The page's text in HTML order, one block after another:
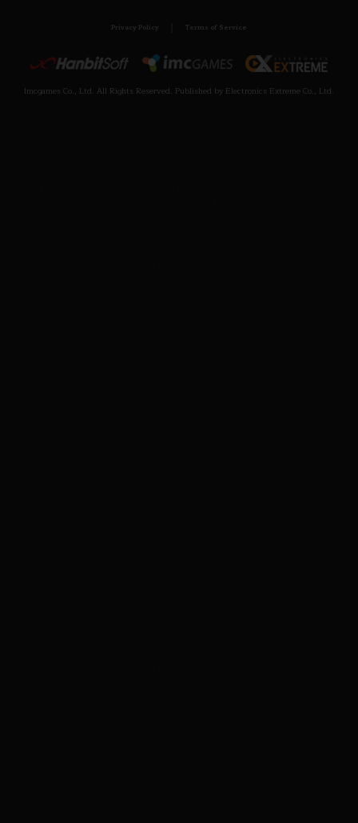
Privacy Policy Terms of Service
Imcgames Co., Ltd. All Rights Reserved. Published by Electronics Extreme Co., Ltd.